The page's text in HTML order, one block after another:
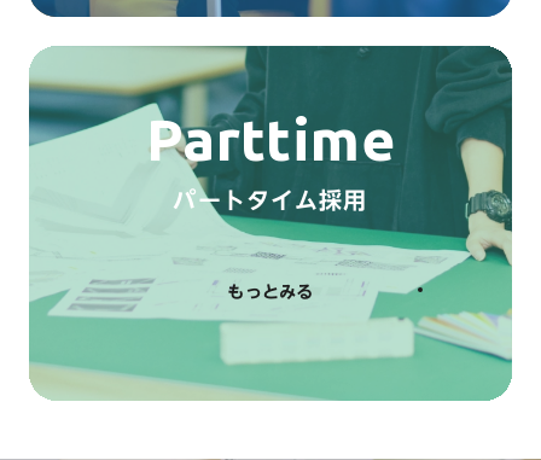
Parttime
パートタイム採用
もっとみる